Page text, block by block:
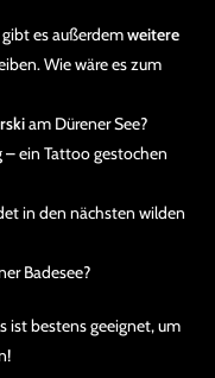
es außerdemweitere
Wie wäre es zum
am Dürener See?
– ein Tattoo gestochen
in den nächsten wilden
Badesee?
ist bestens geeignet, um